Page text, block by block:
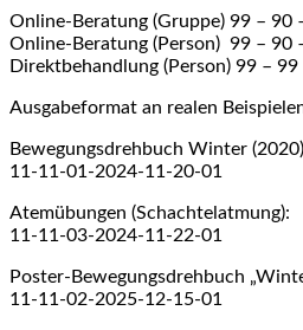
Online-Beratung (Gruppe) 99 – 90
Online-Beratung (Person) 99 – 90
Direktbehandlung (Person) 99 –
Ausgabeformat an realen
Bewegungsdrehbuch Winter
11-11-01-2024-11-20-01
Atemübungen (Schachtelatmung):
11-11-03-2024-11-22-01
Poster-Bewegungsdrehbuch
11-11-02-2025-12-15-01